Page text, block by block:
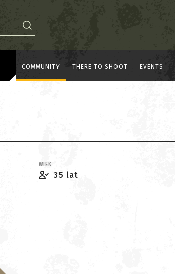
COMMUNITY THERE TO SHOOT EVENTS
WIEK
35 lat